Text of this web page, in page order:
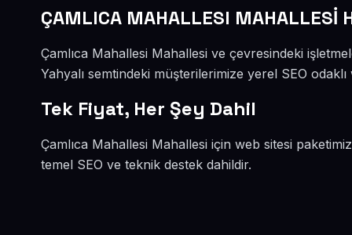
ÇAMLICA MAHALLESI MAHALLESİ
Çamlıca Mahallesi Mahallesi ve çevresindeki
Yahyalı semtindeki müşterilerimize yerel SEO
Tek Fiyat, Her Şey Dahil
Çamlıca Mahallesi Mahallesi için web sitesi
temel SEO ve teknik destek dahildir.